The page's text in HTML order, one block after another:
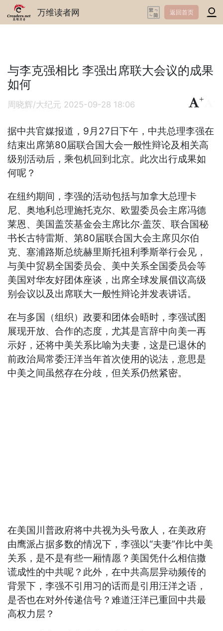
万维读者网 返回首页
与李克强相比 李强出席联大会议的成果
如何
周晓辉/大纪元 2025-09-28 18:06
+
据中共官媒报道，9月27日下午，中共总理李强在
结束出席第80届联合国大会一般性辩论及相关高
级别活动后，乘包机回到北京。此次出行成果如
何呢？
在纽约期间，李强的活动包括与加拿大总理卡
尼、奥地利总理施托克尔、欧盟委员会主席冯德
莱恩、美国盖茨基金会主席比尔·盖茨、联合国秘
书长古特雷斯、第80届联合国大会主席贝尔伯
克、塞浦路斯总统赫里斯托祖利季斯举行会见，
与美中贸易全国委员会、美中关系全国委员会等
美国对华友好团体座谈，出席全球发展倡议高级
别会议以及出席联大一般性辩论并发表讲话。
在与多国（组织）政要和团体会晤时，李强试图
展现开放、合作的态度，尤其是言辞中向美一再
示好，还将中美关系比喻为夫妻，这是已退休的
前政治局常委汪洋当年首次使用的说法，意思是
中美之间虽然存在分歧，但关系仍然紧密。
在美国川普政府将中共视为头号敌人，在美政府
由鹰派占据多数的情况下，李强以“夫妻”作比中美
关系，是不是有些一厢情愿？美国凭什么相信撒
谎成性的中共呢？此外，在中共高层异动频传的
背景下，李强不引用习的话而是引用汪洋之语，
是否也在对外传递信号？难道汪洋已重回中共最
高权力层？